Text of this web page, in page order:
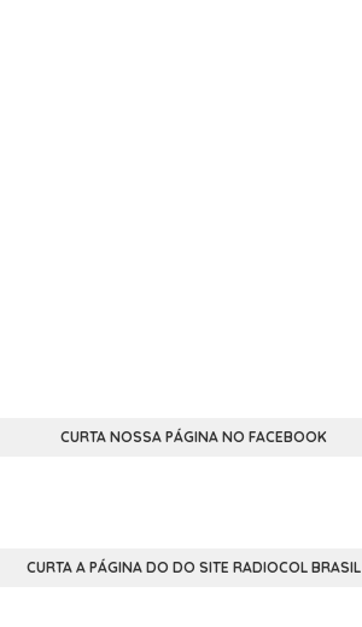
CURTA NOSSA PÁGINA NO FACEBOOK
CURTA A PÁGINA DO DO SITE RADIOCOL BRASIL